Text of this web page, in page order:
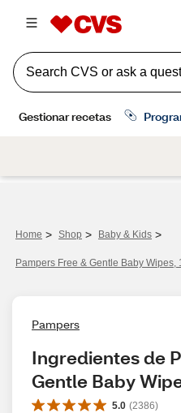
Home > Shop > Baby & Kids >
Pampers Free & Gentle Baby Wipes,
Pampers
Ingredientes de
Gentle Baby
5.0 (2386)